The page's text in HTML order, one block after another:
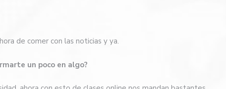
de comer con las noticias y ya.
un poco en algo?